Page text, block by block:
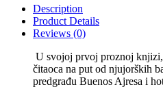
Description
Product Details
Reviews (0)
U svojoj prvoj proznoj
čitaoca na put od njujorških
predgrađu Buenos Ajresa i